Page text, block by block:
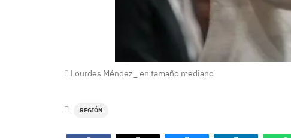
Lourdes Méndez_ en tamaño mediano
REGIÓN